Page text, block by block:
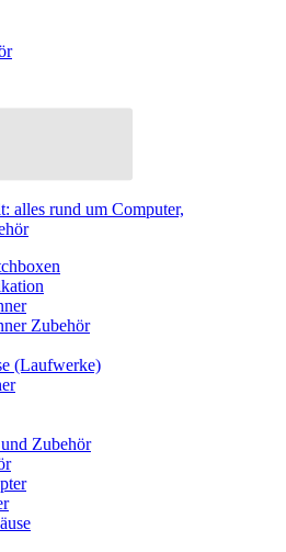
alles rund um Computer,
Zubehör
(Laufwerke)
Zubehör